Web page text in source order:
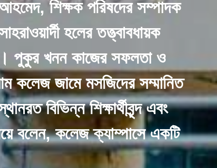
আহমেদ, শিক্ষক পরিষদের সম্পাদক
হলের তত্ত্বাবধায়ক
পুকুর খনন কাজের সফলতা ও
কলেজ জামে মসজিদের সম্মানিত
বিভিন্ন শিক্ষার্থীবৃন্দ এবং
বলেন, কলেজ ক্যাম্পাসে একটি